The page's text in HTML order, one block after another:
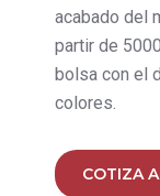
acabado del
partir de
bolsa con el
colores.
COTIZA